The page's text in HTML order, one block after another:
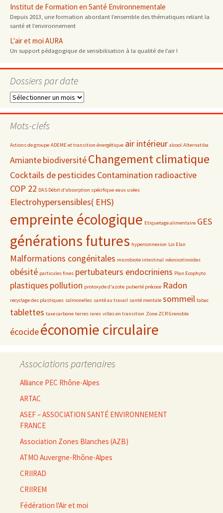
Institut de Formation en Santé Environnementale
Depuis 2013, une formation abordant l’ensemble des thématiques reliant la
santé et l’environnement
L'air et moi AURA
Un support pédagogique de sensibilisation à la qualité de l’air !
Dossiers par date
Dossiers
date
Mots-clefs
Actions de groupe ADEME et transition énergétique air intérieur alcool Alternatiba
AmiantebiodiversitéChangement climatique
Cocktails de pesticides Contamination radioactive
COP 22 DAS Débit d'absorption spécifique eaux usées
Electrohypersensibles( EHS)
empreinte écologique Etiquetage alimentaire GES
générations futures hyperconnexion Loi Elan
Malformations congénitales microbiote intestinal néonicotinoïdes
obésité particules fines pertubateurs endocriniens Plan Ecophyto
plastiques pollution protoxyde d'azote puberté précoce Radon
recyclage des plastiques salmonelles santé au travail santé mentale sommeil tabac
tablettes taxe carbone terres rares villes en transition Zone ZCR Grenoble
écocideéconomie circulaire
Associations partenaires
Alliance PEC Rhône-Alpes
ARTAC
ASEF – ASSOCIATION SANTÉ ENVIRONNEMENT
FRANCE
Association Zones Blanches (AZB)
ATMO Auvergne-Rhône-Alpes
CRIIRAD
CRIIREM
Fédération l'Air et moi